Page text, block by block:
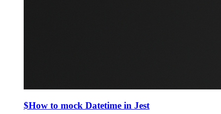
$How to mock Datetime in Jest